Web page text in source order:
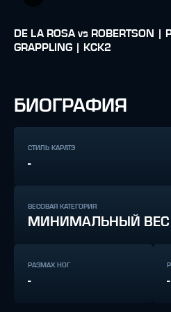
DE LA ROSA vs ROBERTSON |
GRAPPLING | KCK2
БИОГРАФИЯ
СТИЛЬ КАРАТЭ
-
ВЕСОВАЯ КАТЕГОРИЯ
МИНИМАЛЬНЫЙ ВЕС
РАЗМАХ НОГ
- -